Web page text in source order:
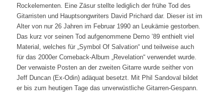
Rockelementen. Eine Zäsur stellte lediglich der frühe Tod des
Gitarristen und Hauptsongwriters David Prichard dar. Dieser ist im
Alter von nur 26 Jahren im Februar 1990 an Leukämie gestorben.
Das kurz vor seinen Tod aufgenommene Demo ’89 enthielt viel
Material, welches für „Symbol Of Salvation“ und teilweise auch
für das 2000er Comeback-Album „Revelation“ verwendet wurde.
Der verwaiste Posten an der zweiten Gitarre wurde seither von
Jeff Duncan (Ex-Odin) adäquat besetzt. Mit Phil Sandoval bildet
er bis zum heutigen Tage das unverwüstliche Gitarren-Gespann.